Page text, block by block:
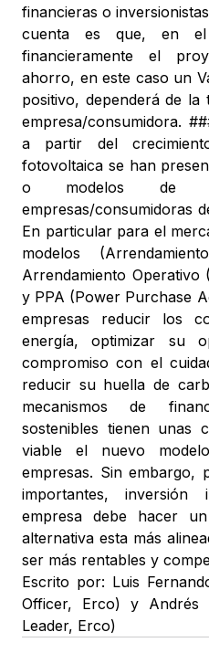
financieras o
cuenta es que, en el
financieramente el
ahorro, en este caso un
positivo, dependerá de la
empresa/consumidora.
a partir del
fotovoltaica se han
o modelos de
empresas/consumidoras
En particular para el
modelos
Arrendamiento Operativo
y PPA (Power Purchase
empresas reducir los
energía, optimizar su
compromiso con el
reducir su huella de
mecanismos de
sostenibles tienen unas
viable el nuevo
empresas. Sin embargo,
importantes,
empresa debe hacer
alternativa esta más
ser más rentables y
Escrito por: Luis
Officer, Erco) y Andrés
Leader, Erco)